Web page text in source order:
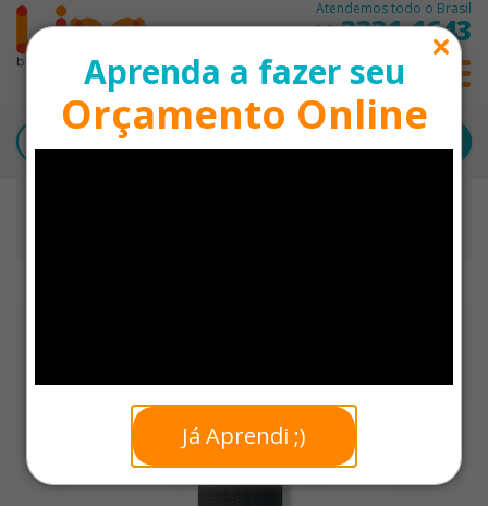
Aprenda a fazer seu
Orçamento Online
Já Aprendi ;)
Atendemos todo o Brasil
113331-1643